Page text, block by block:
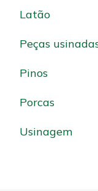
Latão
Peças
Pinos
Porcas
Usinagem